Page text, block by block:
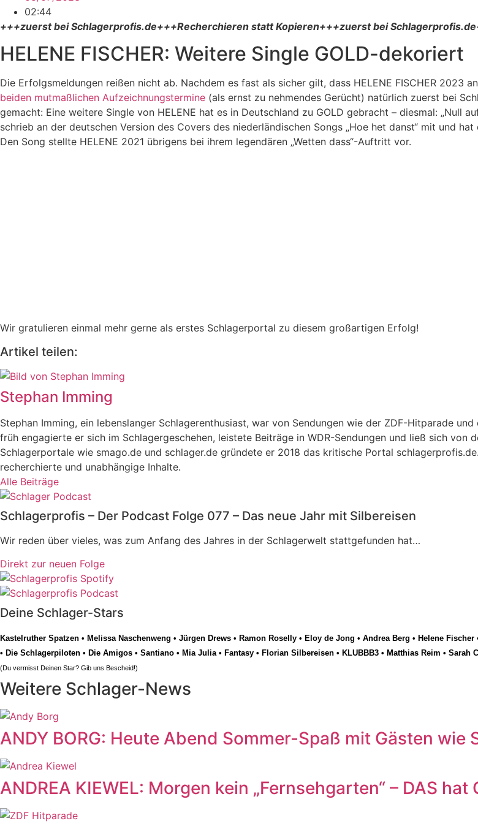
02:44
+++zuerst bei Schlagerprofis.de+++Recherchieren statt Kopieren+++zuerst bei
HELENE FISCHER: Weitere Single GOLD-dekoriert
Die Erfolgsmeldungen reißen nicht ab. Nachdem es fast als sicher gilt, dass HELENE FISCHER 2023
beiden mutmaßlichen Aufzeichnungstermine (als ernst zu nehmendes Gerücht) natürlich zuerst bei
gemacht: Eine weitere Single von HELENE hat es in Deutschland zu GOLD gebracht – diesmal: „Null
schrieb an der deutschen Version des Covers des niederländischen Songs „Hoe het danst“ mit und
Den Song stellte HELENE 2021 übrigens bei ihrem legendären „Wetten dass“-Auftritt vor.
Wir gratulieren einmal mehr gerne als erstes Schlagerportal zu diesem großartigen Erfolg!
Artikel teilen:
Stephan Imming
Stephan Imming, ein lebenslanger Schlagerenthusiast, war von Sendungen wie der ZDF-Hitparade
früh engagierte er sich im Schlagergeschehen, leistete Beiträge in WDR-Sendungen und ließ sich
Schlagerportale wie smago.de und schlager.de gründete er 2018 das kritische Portal
recherchierte und unabhängige Inhalte.
Alle Beiträge
Schlagerprofis – Der Podcast Folge 077 – Das neue Jahr mit Silbereisen
Wir reden über vieles, was zum Anfang des Jahres in der Schlagerwelt stattgefunden hat…
Direkt zur neuen Folge
Deine Schlager-Stars
Kastelruther Spatzen • Melissa Naschenweng • Jürgen Drews • Ramon Roselly • Eloy de Jong • Andrea Berg • Helene Fischer
• Die Schlagerpiloten • Die Amigos • Santiano • Mia Julia• Fantasy • Florian Silbereisen • KLUBBB3 • Matthias Reim • Sarah
(Du vermisst Deinen Star? Gib uns Bescheid!)
Weitere Schlager-News
ANDY BORG: Heute Abend Sommer-Spaß mit Gästen wie
ANDREA KIEWEL: Morgen kein „Fernsehgarten“ – DAS